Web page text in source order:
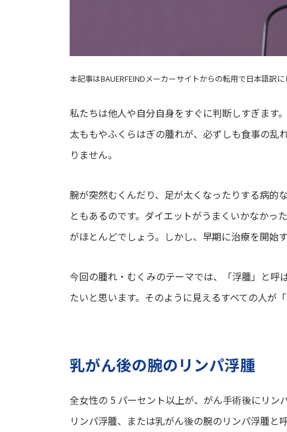
本記事はBAUERFEINDメーカーサイトからの転用で日本語訳に
私たちは他人や自分自身をすぐに判断しすぎます。
太ももやふくらはぎの腫れが、必ずしも食事の乱
りません。
腕が突然むくんだり、足が太くなったりする病的
ともあるのです。ダイエットがうまくいかなかっ
がほとんどでしょう。しかし、早期に治療を開始
今回の腫れ・むくみのテーマでは、「浮腫」と呼
たいと思います。そのように見えるすべての人が
乳がん後の腕のリンパ浮腫
全女性の 5 パーセント以上が、がん手術後にリン
リンパ浮腫、または乳がん後の腕のリンパ浮腫と呼